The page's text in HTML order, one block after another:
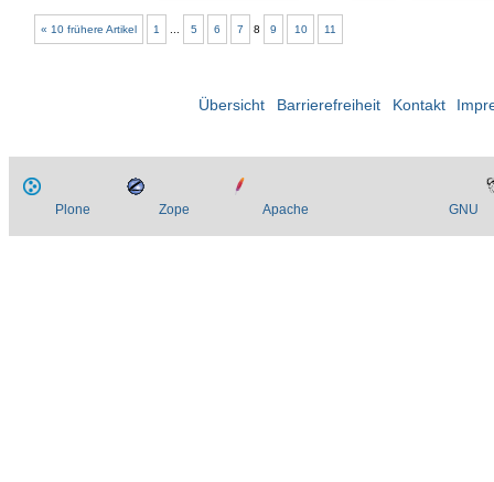
« 10 frühere Artikel 1 5 6 7 8 9 10 11
Übersicht Barrierefreiheit Kontakt
Plone Zope Apache GNU